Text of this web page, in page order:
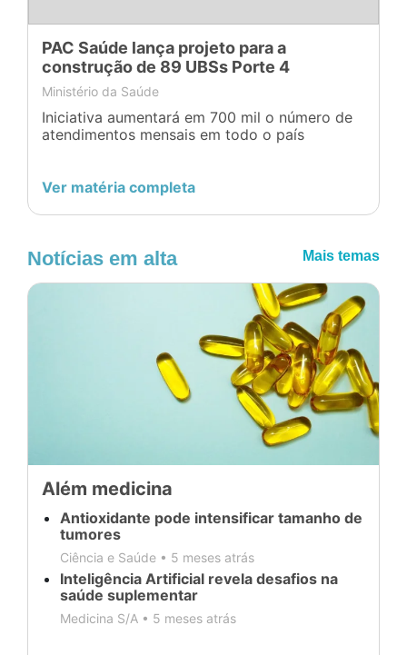
PAC Saúde lança projeto para a
construção de 89 UBSs Porte 4
Ministério da Saúde
Iniciativa aumentará em 700 mil o número de
atendimentos mensais em todo o país
Ver matéria completa
Notícias em alta Mais temas
Além medicina
Antioxidante pode intensificar tamanho de
tumores
Ciência e Saúde • 5 meses atrás
Inteligência Artificial revela desafios na
saúde suplementar
Medicina S/A • 5 meses atrás